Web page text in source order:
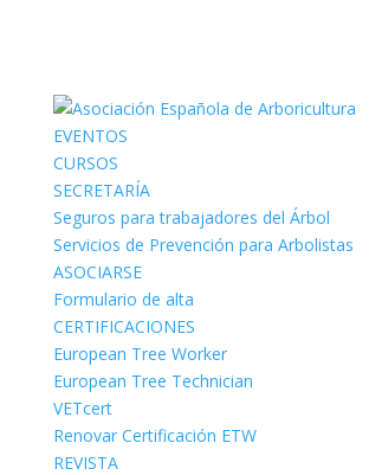
EVENTOS
CURSOS
SECRETARÍA
Seguros para trabajadores del Árbol
Servicios de Prevención para Arbolistas
ASOCIARSE
Formulario de alta
CERTIFICACIONES
European Tree Worker
European Tree Technician
VETcert
Renovar Certificación ETW
REVISTA